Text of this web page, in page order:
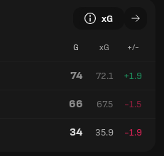
xG
G xG +/-
74 72.1 +1.9
66 67.5 -1.5
34 35.9 -1.9